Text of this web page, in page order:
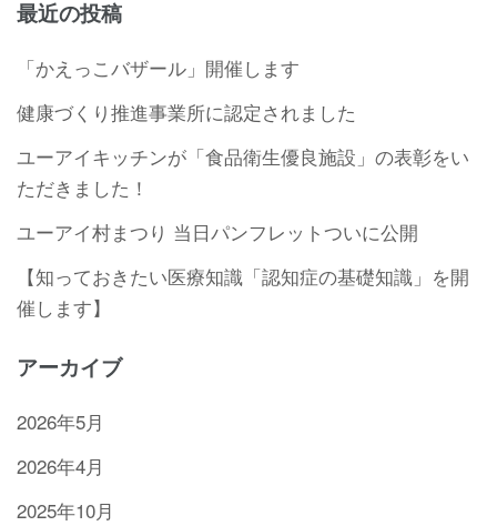
最近の投稿
「かえっこバザール」開催します
健康づくり推進事業所に認定されました
ユーアイキッチンが「食品衛生優良施設」の表彰をい
ただきました！
ユーアイ村まつり 当日パンフレットついに公開
【知っておきたい医療知識「認知症の基礎知識」を開
催します】
アーカイブ
2026年5月
2026年4月
2025年10月